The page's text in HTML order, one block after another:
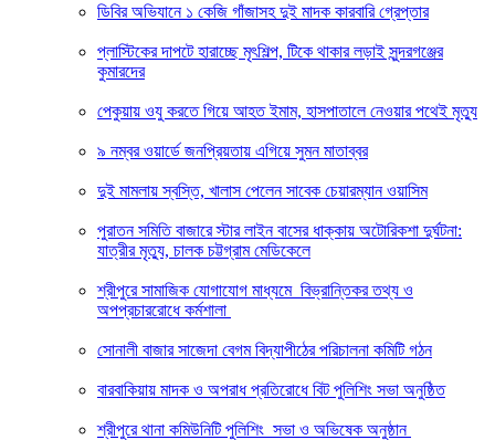
ডিবির অভিযানে ১ কেজি গাঁজাসহ দুই মাদক কারবারি গ্রেপ্তার
প্লাস্টিকের দাপটে হারাচ্ছে মৃৎশিল্প, টিকে থাকার লড়াই সুন্দরগঞ্জের
কুমারদের
পেকুয়ায় ওযু করতে গিয়ে আহত ইমাম, হাসপাতালে নেওয়ার পথেই মৃত্যু
৯ নম্বর ওয়ার্ডে জনপ্রিয়তায় এগিয়ে সুমন মাতাব্বর
দুই মামলায় স্বস্তি, খালাস পেলেন সাবেক চেয়ারম্যান ওয়াসিম
পুরাতন সমিতি বাজারে স্টার লাইন বাসের ধাক্কায় অটোরিকশা দুর্ঘটনা:
যাত্রীর মৃত্যু, চালক চট্টগ্রাম মেডিকেলে
শ্রীপুরে সামাজিক যোগাযোগ মাধ্যমে বিভ্রান্তিকর তথ্য ও
অপপ্রচাররোধে কর্মশালা
সোনালী বাজার সাজেদা বেগম বিদ্যাপীঠের পরিচালনা কমিটি গঠন
বারবাকিয়ায় মাদক ও অপরাধ প্রতিরোধে বিট পুলিশিং সভা অনুষ্ঠিত
শ্রীপুরে থানা কমিউনিটি পুলিশিং সভা ও অভিষেক অনুষ্ঠান